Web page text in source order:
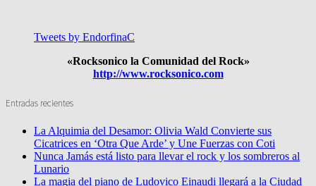
Tweets by EndorfinaC
«Rocksonico la Comunidad del Rock»
http://www.rocksonico.com
Entradas recientes
La Alquimia del Desamor: Olivia Wald Convierte sus
Cicatrices en ‘Otra Que Arde’ y Une Fuerzas con Coti
Nunca Jamás está listo para llevar el rock y los sombreros al
Lunario
La magia del piano de Ludovico Einaudi llegará a la Ciudad